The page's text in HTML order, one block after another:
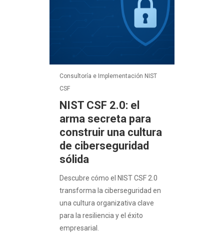
Consultoría e Implementación NIST
CSF
NIST CSF 2.0: el
arma secreta para
construir una cultura
de ciberseguridad
sólida
Descubre cómo el NIST CSF 2.0
transforma la ciberseguridad en
una cultura organizativa clave
para la resiliencia y el éxito
empresarial.